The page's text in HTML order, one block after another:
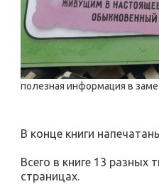
полезная информация в
В конце книги
Всего в книге 13 разных
страницах.